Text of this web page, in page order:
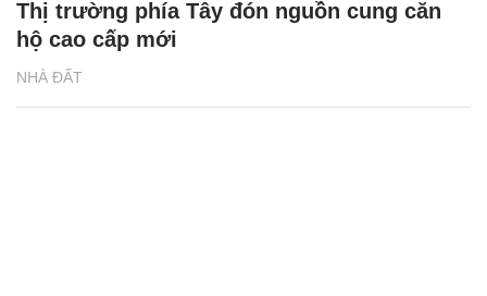
NHÀ ĐẤT
Thị trường phía Tây đón nguồn cung căn
hộ cao cấp mới